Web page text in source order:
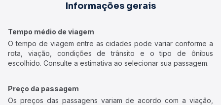
Informações gerais
Tempo médio de viagem
O tempo de viagem entre as cidades pode variar conforme a
rota, viação, condições de trânsito e o tipo de ônibus
escolhido. Consulte a estimativa ao selecionar sua passagem.
Preço da passagem
Os preços das passagens variam de acordo com a viação,